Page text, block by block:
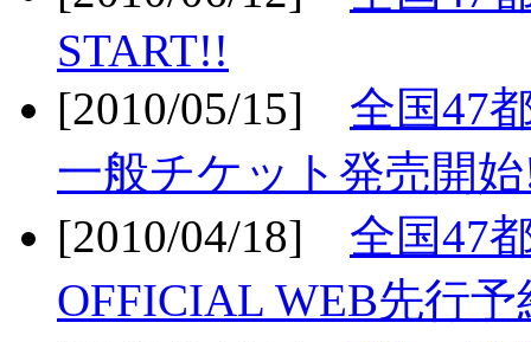
START!!
[2010/05/15] 全国47
一般チケット発売開
[2010/04/18] 全国47
OFFICIAL WEB先行